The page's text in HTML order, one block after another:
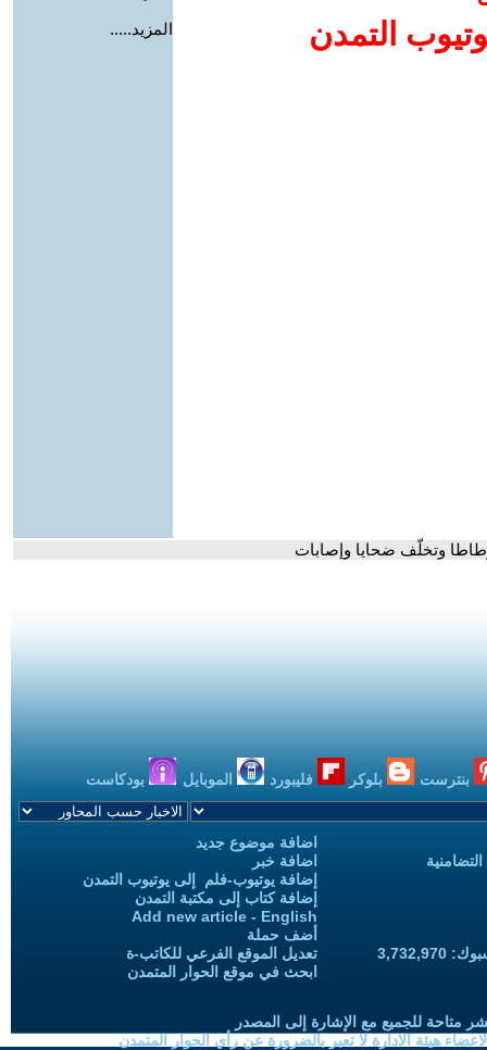
التمدن
المزيد.....
وتخلّف ضحايا وإصابات
بنترست بلوكر فليبورد الموبايل بودكاست
اضافة موضوع جديد
اضافة خبر
إضافة يوتيوب-فلم إلى يوتيوب التمدن
إضافة كتاب إلى مكتبة التمدن
Add new article - English
أضف حملة
تعديل الموقع الفرعي للكاتب-ة
ابحث في موقع الحوار المتمدن
متاحة للجميع مع الإشارة إلى المصدر
هيئة الادارة لا تعبر بالضرورة عن رأي الحوار المتمدن